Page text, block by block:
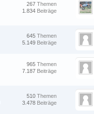
Themen
267
Beiträge
1.834
Themen
645
Beiträge
5.149
Themen
965
Beiträge
7.187
Themen
510
Beiträge
3.478